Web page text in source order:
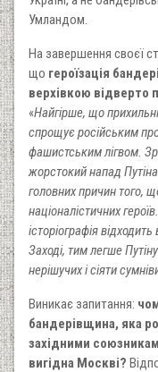
Умландом.
На завершення своєї
що героїзація
верхівкою відверто
«Найгірше, що
спрощує російським
фашистським лігвом.
жорстокий напад
головних причин того,
націоналістичних
історіографія
Заході, тим легше
нерішучих і сіяти
Виникає запитання:
бандерівщина, яка
західними
вигідна Москві?